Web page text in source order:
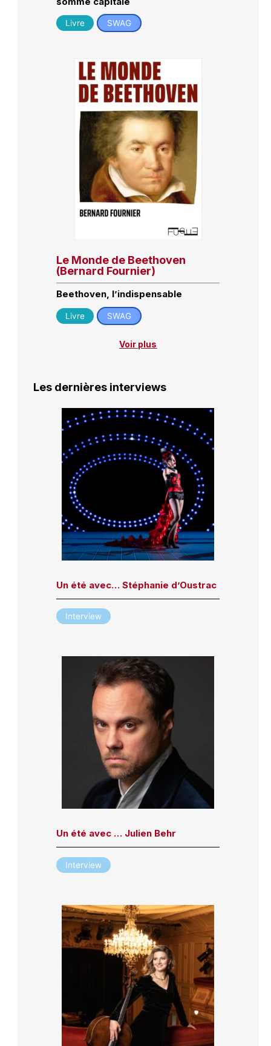
Livre SWAG
Le Monde de Beethoven
(Bernard Fournier)
Beethoven, l’indispensable
Livre SWAG
Voir plus
Les dernières interviews
Un été avec… Stéphanie d’Oustrac
Interview
Un été avec … Julien Behr
Interview